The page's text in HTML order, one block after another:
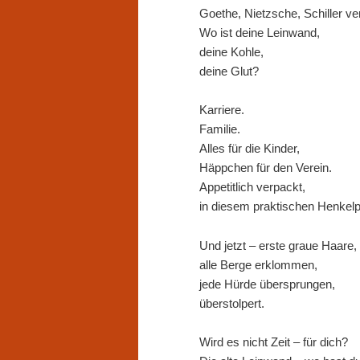
Goethe, Nietzsche, Schiller
Wo ist deine Leinwand,
deine Kohle,
deine Glut?
Karriere.
Familie.
Alles für die Kinder,
Häppchen für den Verein.
Appetitlich verpackt,
in diesem praktischen
Und jetzt – erste graue Haare,
alle Berge erklommen,
jede Hürde übersprungen,
überstolpert.
Wird es nicht Zeit – für dich?